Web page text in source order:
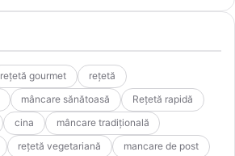
rețetă gourmet
rețetă
mâncare sănătoasă
Rețetă rapidă
cina
mâncare tradițională
rețetă vegetariană
mancare de post